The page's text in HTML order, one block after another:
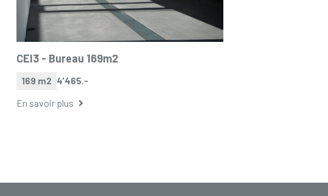
CEI3 - Bureau 169m2
169 m2 4'465.-
En savoir plus